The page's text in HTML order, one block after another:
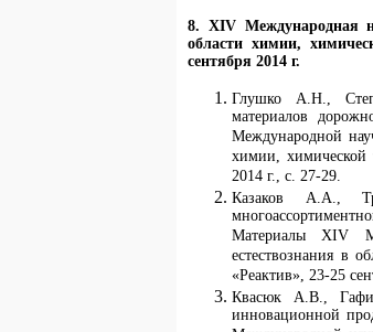
8. XIV Международная
области химии,
сентября 2014 г.
Глушко А.Н.,
материалов
Международной
химии, химической
2014 г., с. 27-29.
Казаков А.А.,
Материалы XIV
естествознания в
«Реактив», 23-25
Квасюк А.В.,
инновационной